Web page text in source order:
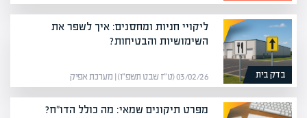
בדק בית
ליקויי חניות ומחסנים: איך לשפר את
השימושיות והבטיחות?
03/02/26 (ט״ז שבט תשפ״ו) | מערכת אפיק
מפרט תיקונים שמאי: מה כולל הדו"ח?